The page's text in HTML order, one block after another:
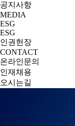
공지사항
MEDIA
ESG
ESG
인권헌장
CONTACT
온라인문의
인재채용
오시는길